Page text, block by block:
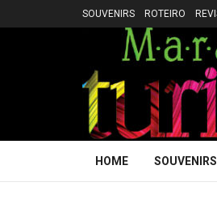
SOUVENIRS ROTEIRO
HOME SOUVENIRS